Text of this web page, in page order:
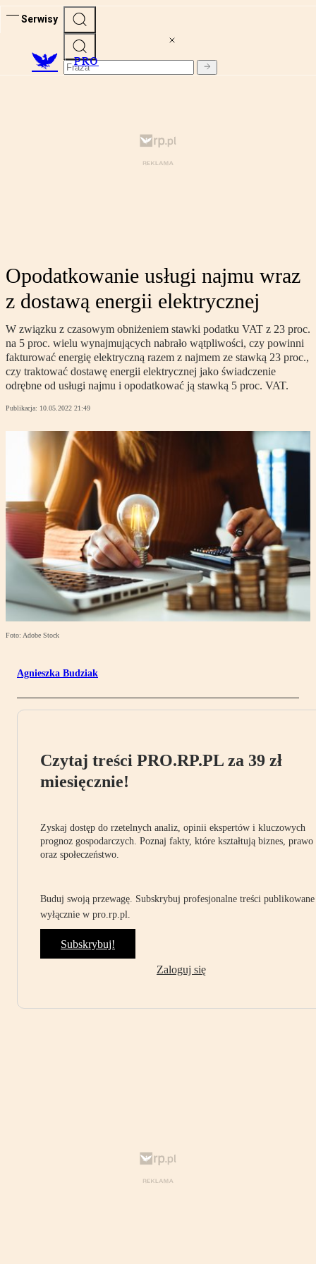
Serwisy
PRO
Opodatkowanie usługi najmu wraz
z dostawą energii elektrycznej
W związku z czasowym obniżeniem stawki podatku VAT z 23 proc.
na 5 proc. wielu wynajmujących nabrało wątpliwości, czy powinni
fakturować energię elektryczną razem z najmem ze stawką 23 proc.,
czy traktować dostawę energii elektrycznej jako świadczenie
odrębne od usługi najmu i opodatkować ją stawką 5 proc. VAT.
Publikacja: 10.05.2022 21:49
Foto: Adobe Stock
Agnieszka Budziak
Czytaj treści PRO.RP.PL za 39 zł
miesięcznie!
Zyskaj dostęp do rzetelnych analiz, opinii ekspertów i kluczowych
prognoz gospodarczych. Poznaj fakty, które kształtują biznes, prawo
oraz społeczeństwo.
Buduj swoją przewagę. Subskrybuj profesjonalne treści publikowane
wyłącznie w pro.rp.pl.
Subskrybuj!
Zaloguj się